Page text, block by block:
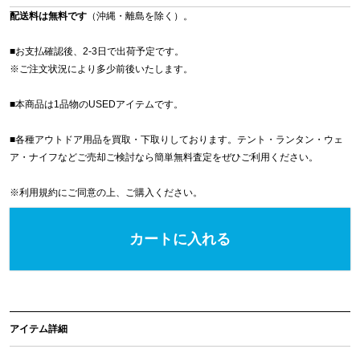
配送料は無料です （沖縄・離島を除く）。
■お支払確認後、2-3日で出荷予定です。
※ご注文状況により多少前後いたします。
■本商品は1品物のUSEDアイテムです。
■各種アウトドア用品を買取・下取りしております。テント・ランタン・ウェ
ア・ナイフなどご売却ご検討なら簡単無料査定をぜひご利用ください。
※利用規約にご同意の上、ご購入ください。
カートに入れる
アイテム詳細